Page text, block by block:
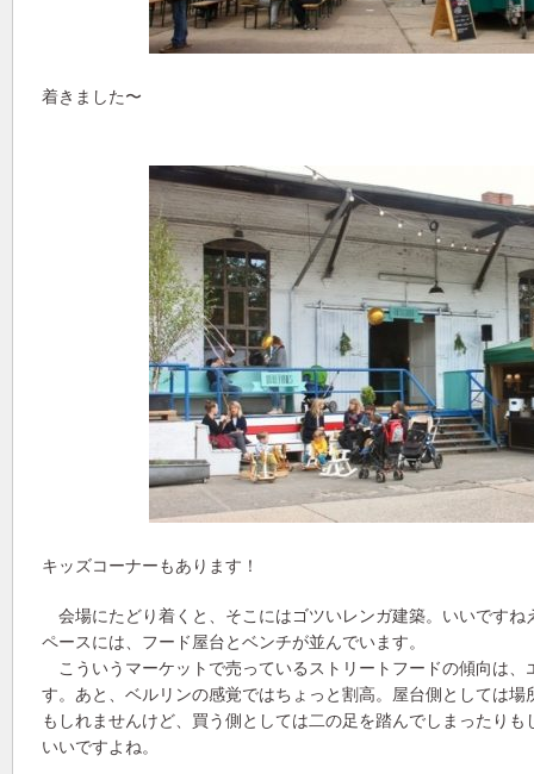
着きました〜
キッズコーナーもあります！
会場にたどり着くと、そこにはゴツいレンガ建築。いいですね
ペースには、フード屋台とベンチが並んでいます。
こういうマーケットで売っているストリートフードの傾向は、
す。あと、ベルリンの感覚ではちょっと割高。屋台側としては
もしれませんけど、買う側としては二の足を踏んでしまったり
いいですよね。